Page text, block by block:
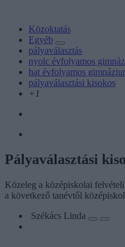
Közoktatás
Egyéb
pályaválasztás
nyolc évfolyamos
hat évfolyamos
pályaválasztási kisokos
+1
Pályaválasztási
Közeleg a középiskolai
a következő tanévtől
Székács Linda